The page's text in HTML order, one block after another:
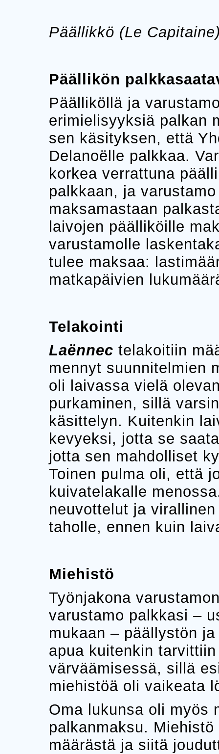
Päällikkö (Le
Päällikön
Päälliköllä ja
erimielisyyksiä palkan
sen käsityksen, että
Delanoëlle palkkaa.
korkea verrattuna
palkkaan, ja
maksamastaan
laivojen päälliköille
varustamolle
tulee maksaa:
matkapäivien
Telakointi
Laënnec telakoitiin
mennyt suunnitelmien
oli laivassa vielä
purkaminen, sillä
käsittelyn. Kuitenkin
kevyeksi, jotta se
jotta sen mahdolliset
Toinen pulma oli, että
kuivatelakalle
neuvottelut ja
taholle, ennen kuin
Miehistö
Työnjakona
varustamo palkkasi –
mukaan – päällystön
apua kuitenkin
värväämisessä, sillä
miehistöä oli vaikeata
Oma lukunsa oli myös
palkanmaksu.
määrästä ja siitä